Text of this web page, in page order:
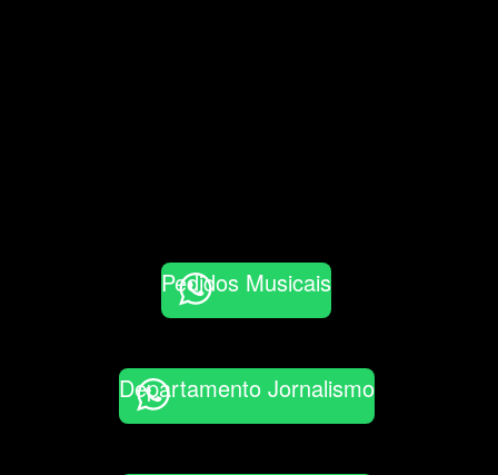
Pedidos Musicais
Departamento Jornalismo